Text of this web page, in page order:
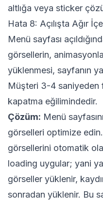
altlığa veya sticker
Hata 8: Açılışta Ağır
Menü sayfası
görsellerin,
yüklenmesi, sayfanın
Müşteri 3-4 saniyeden
kapatma eğilimindedir.
Çözüm: Menü
görselleri optimize
görsellerini otomatik
loading uygular; yani
görseller yüklenir,
sonradan yüklenir. Bu